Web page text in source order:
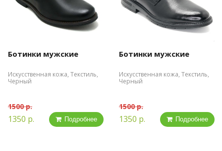
Ботинки мужские
Искусственная кожа, Текстиль,
Черный
1500 р.
1350 р. Подробнее
Ботинки мужские
Искусственная кожа, Текстиль,
Черный
1500 р.
1350 р. Подробнее